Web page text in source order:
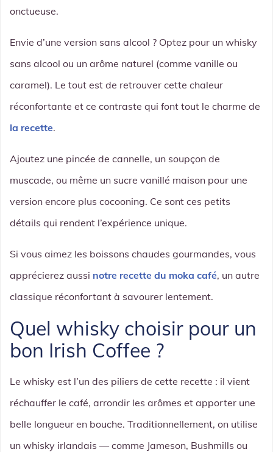
onctueuse.
Envie d’une version sans alcool ? Optez pour un whisky
sans alcool ou un arôme naturel (comme vanille ou
caramel). Le tout est de retrouver cette chaleur
réconfortante et ce contraste qui font tout le charme de
la recette.
Ajoutez une pincée de cannelle, un soupçon de
muscade, ou même un sucre vanillé maison pour une
version encore plus cocooning. Ce sont ces petits
détails qui rendent l’expérience unique.
Si vous aimez les boissons chaudes gourmandes, vous
apprécierez aussi notre recette du moka café, un autre
classique réconfortant à savourer lentement.
Quel whisky choisir pour un
bon Irish Coffee ?
Le whisky est l’un des piliers de cette recette : il vient
réchauffer le café, arrondir les arômes et apporter une
belle longueur en bouche. Traditionnellement, on utilise
un whisky irlandais — comme Jameson, Bushmills ou